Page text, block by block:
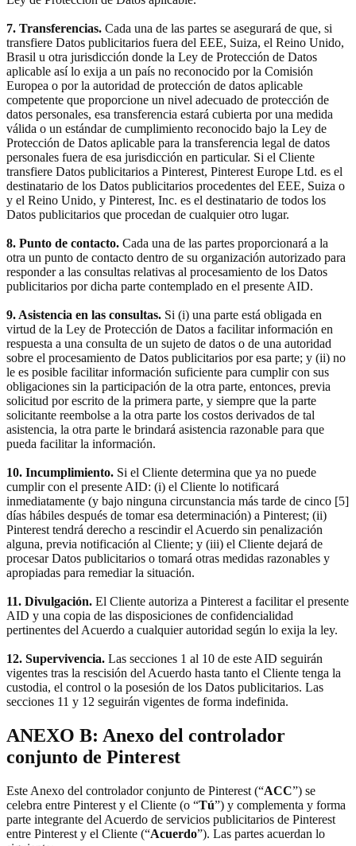
7. Transferencias. Cada una de las partes se asegurará de que, si
transfiere Datos publicitarios fuera del EEE, Suiza, el Reino Unido,
Brasil u otra jurisdicción donde la Ley de Protección de Datos
aplicable así lo exija a un país no reconocido por la Comisión
Europea o por la autoridad de protección de datos aplicable
competente que proporcione un nivel adecuado de protección de
datos personales, esa transferencia estará cubierta por una medida
válida o un estándar de cumplimiento reconocido bajo la Ley de
Protección de Datos aplicable para la transferencia legal de datos
personales fuera de esa jurisdicción en particular. Si el Cliente
transfiere Datos publicitarios a Pinterest, Pinterest Europe Ltd. es el
destinatario de los Datos publicitarios procedentes del EEE, Suiza o
y el Reino Unido, y Pinterest, Inc. es el destinatario de todos los
Datos publicitarios que procedan de cualquier otro lugar.
8. Punto de contacto. Cada una de las partes proporcionará a la
otra un punto de contacto dentro de su organización autorizado para
responder a las consultas relativas al procesamiento de los Datos
publicitarios por dicha parte contemplado en el presente AID.
9. Asistencia en las consultas. Si (i) una parte está obligada en
virtud de la Ley de Protección de Datos a facilitar información en
respuesta a una consulta de un sujeto de datos o de una autoridad
sobre el procesamiento de Datos publicitarios por esa parte; y (ii) no
le es posible facilitar información suficiente para cumplir con sus
obligaciones sin la participación de la otra parte, entonces, previa
solicitud por escrito de la primera parte, y siempre que la parte
solicitante reembolse a la otra parte los costos derivados de tal
asistencia, la otra parte le brindará asistencia razonable para que
pueda facilitar la información.
10. Incumplimiento. Si el Cliente determina que ya no puede
cumplir con el presente AID: (i) el Cliente lo notificará
inmediatamente (y bajo ninguna circunstancia más tarde de cinco [5]
días hábiles después de tomar esa determinación) a Pinterest; (ii)
Pinterest tendrá derecho a rescindir el Acuerdo sin penalización
alguna, previa notificación al Cliente; y (iii) el Cliente dejará de
procesar Datos publicitarios o tomará otras medidas razonables y
apropiadas para remediar la situación.
11. Divulgación. El Cliente autoriza a Pinterest a facilitar el presente
AID y una copia de las disposiciones de confidencialidad
pertinentes del Acuerdo a cualquier autoridad según lo exija la ley.
12. Supervivencia. Las secciones 1 al 10 de este AID seguirán
vigentes tras la rescisión del Acuerdo hasta tanto el Cliente tenga la
custodia, el control o la posesión de los Datos publicitarios. Las
secciones 11 y 12 seguirán vigentes de forma indefinida.
ANEXO B: Anexo del controlador
conjunto de Pinterest
Este Anexo del controlador conjunto de Pinterest (“ACC”) se
celebra entre Pinterest y el Cliente (o “Tú”) y complementa y forma
parte integrante del Acuerdo de servicios publicitarios de Pinterest
entre Pinterest y el Cliente (“Acuerdo”). Las partes acuerdan lo